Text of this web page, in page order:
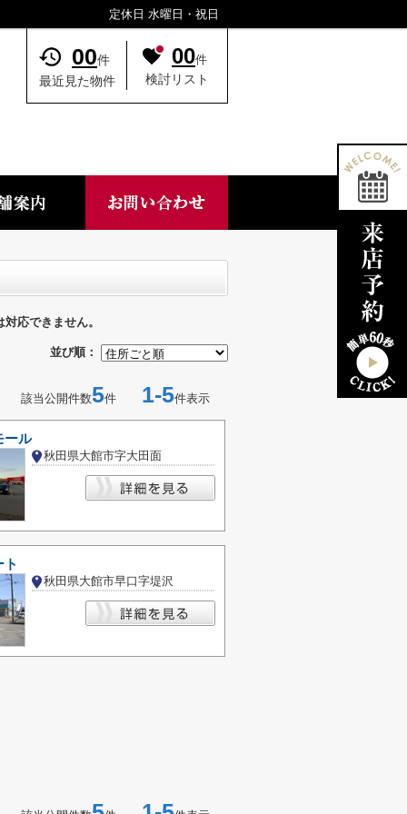
定休日 水曜日・祝日
00件
最近見た物件
00件
検討リスト
応できません。
並び順：
該当公開件数5件 1-5件表示
ール
秋田県大館市字大田面
ト
秋田県大館市早口字堤沢